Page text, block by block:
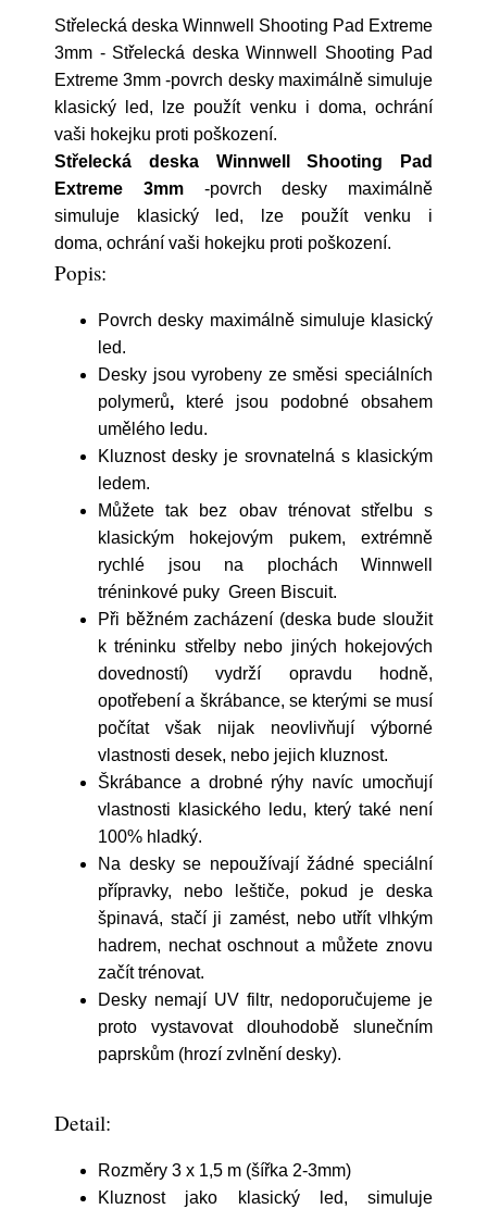
Střelecká deska Winnwell Shooting Pad Extreme
3mm - Střelecká deska Winnwell Shooting Pad
Extreme 3mm -povrch desky maximálně simuluje
klasický led, lze použít venku i doma, ochrání
vaši hokejku proti poškození.
Střelecká deska Winnwell Shooting Pad
Extreme 3mm-povrch desky maximálně
simuluje klasický led, lze použít venku i
doma, ochrání vaši hokejku proti poškození.
Popis:
Povrch desky maximálně simuluje klasický
led.
Desky jsou vyrobeny ze směsi speciálních
polymerů, které jsou podobné obsahem
umělého ledu.
Kluznost desky je srovnatelná s klasickým
ledem.
Můžete tak bez obav trénovat střelbu s
klasickým hokejovým pukem, extrémně
rychlé jsou na plochách Winnwell
tréninkové puky Green Biscuit.
Při běžném zacházení (deska bude sloužit
k tréninku střelby nebo jiných hokejových
dovedností) vydrží opravdu hodně,
opotřebení a škrábance, se kterými se musí
počítat však nijak neovlivňují výborné
vlastnosti desek, nebo jejich kluznost.
Škrábance a drobné rýhy navíc umocňují
vlastnosti klasického ledu, který také není
100% hladký.
Na desky se nepoužívají žádné speciální
přípravky, nebo leštiče, pokud je deska
špinavá, stačí ji zamést, nebo utřít vlhkým
hadrem, nechat oschnout a můžete znovu
začít trénovat.
Desky nemají UV filtr, nedoporučujeme je
proto vystavovat dlouhodobě slunečním
paprskům (hrozí zvlnění desky).
Detail:
Rozměry 3 x 1,5 m (šířka 2-3mm)
Kluznost jako klasický led, simuluje